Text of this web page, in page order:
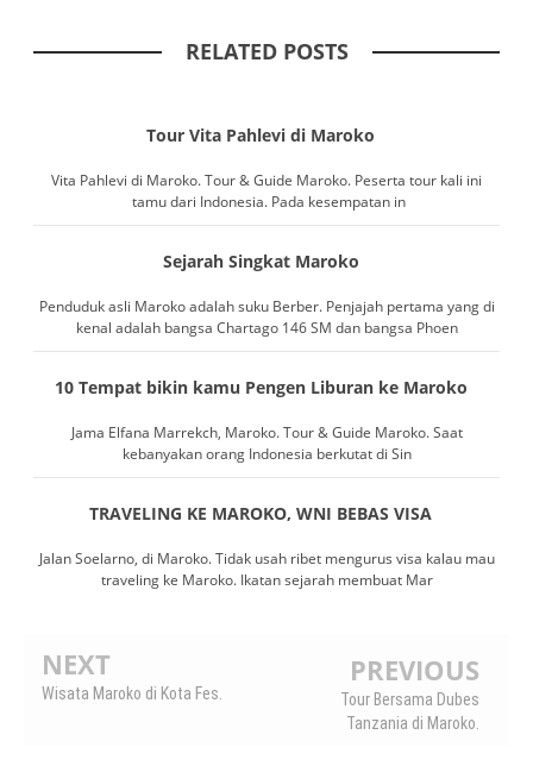
RELATED POSTS
Tour Vita Pahlevi di Maroko
Vita Pahlevi di Maroko. Tour & Guide Maroko. Peserta tour kali ini
tamu dari Indonesia. Pada kesempatan in
Sejarah Singkat Maroko
Penduduk asli Maroko adalah suku Berber. Penjajah pertama yang di
kenal adalah bangsa Chartago 146 SM dan bangsa Phoen
10 Tempat bikin kamu Pengen Liburan ke Maroko
Jama Elfana Marrekch, Maroko. Tour & Guide Maroko. Saat
kebanyakan orang Indonesia berkutat di Sin
TRAVELING KE MAROKO, WNI BEBAS VISA
Jalan Soelarno, di Maroko. Tidak usah ribet mengurus visa kalau mau
traveling ke Maroko. Ikatan sejarah membuat Mar
NEXT
Wisata Maroko di Kota Fes.
PREVIOUS
Tour Bersama Dubes
Tanzania di Maroko.